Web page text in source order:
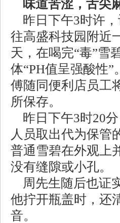
味道苦涩，舌尖
昨日下午3时许，
往高盛科技园附近
天，在喝完“毒”雪
体“PH值呈强酸性
傅随同便利店员工
所保存。
昨日下午3时20
人员取出代为保管
普通雪碧在外观上
没有缝隙或小孔。
周先生随后也证
他拧开瓶盖时，还
音。